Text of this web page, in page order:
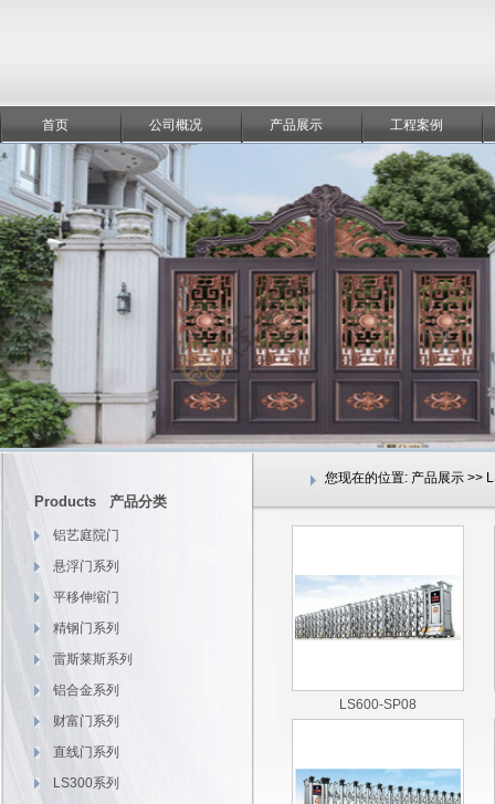
首页 公司概况 产品展示 工程案例
Products 产品分类
铝艺庭院门
悬浮门系列
平移伸缩门
精钢门系列
雷斯莱斯系列
铝合金系列
财富门系列
直线门系列
LS300系列
您现在的位置: 产品展示 >>
LS600-SP08